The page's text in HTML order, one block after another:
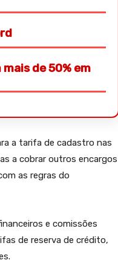
de 50% em
a tarifa de cadastro nas
a cobrar outros encargos
as regras do
e comissões
de reserva de crédito,